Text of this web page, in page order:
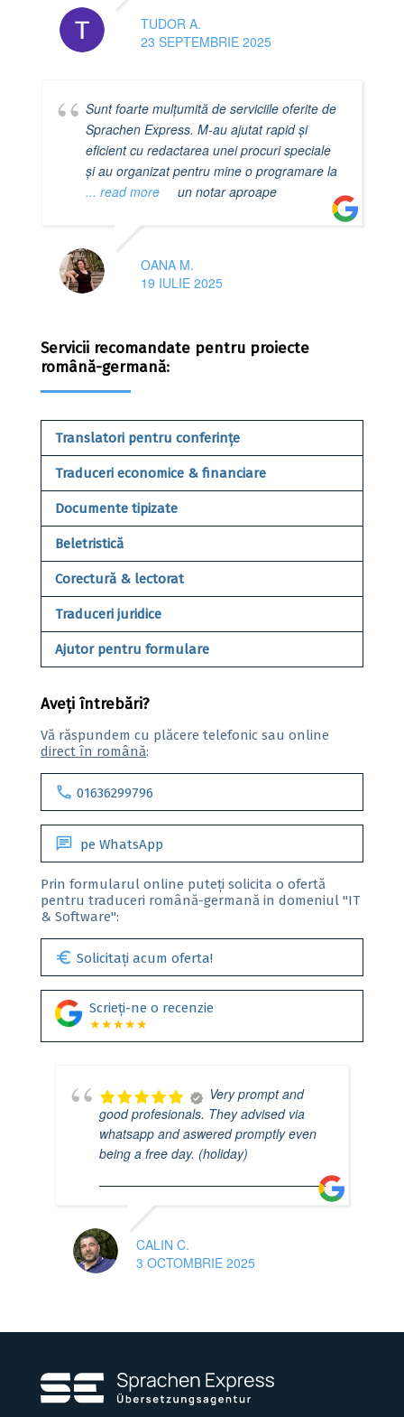
TUDOR A.
23 SEPTEMBRIE 2025
Sunt foarte mulțumită de serviciile oferite de
Sprachen Express. M-au ajutat rapid și
eficient cu redactarea unei procuri speciale
și au organizat pentru mine o programare la
un notar aproape
... read more
OANA M.
19 IULIE 2025
Servicii recomandate pentru proiecte
română-germană:
Translatori pentru conferințe
Traduceri economice & financiare
Documente tipizate
Beletristică
Corectură & lectorat
Traduceri juridice
Ajutor pentru formulare
Aveți întrebări?
Vă răspundem cu plăcere telefonic sau online
direct în română:
call 01636299796
chat pe WhatsApp
Prin formularul online puteți solicita o ofertă
pentru traduceri română-germană in domeniul "IT
& Software":
euro Solicitați acum oferta!
Scrieți-ne o recenzie
★★★★★
Very prompt and
good profesionals. They advised via
whatsapp and aswered promptly even
being a free day. (holiday)
CALIN C.
3 OCTOMBRIE 2025